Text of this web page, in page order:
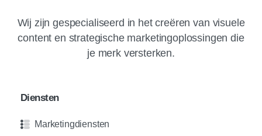
Wij zijn gespecialiseerd in het creëren van visuele
content en strategische marketingoplossingen die
je merk versterken.
Diensten
Marketingdiensten